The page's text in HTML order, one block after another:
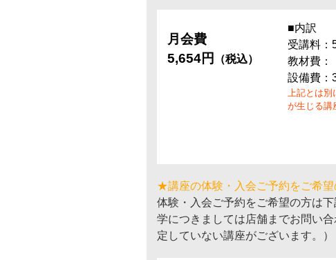
月会費
5,654円
（税込）
■内訳
受講料：
教材費：
設備費：
上記とは別
が生じる講
★講座の体験・入会ご予約をご希望
体験・入会ご予約をご希望の方は
学につきましては店舗までお問い
定していない講座がございます。）